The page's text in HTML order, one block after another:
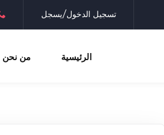
تسجيل الدخول/يسجل
الرئيسية من نحن